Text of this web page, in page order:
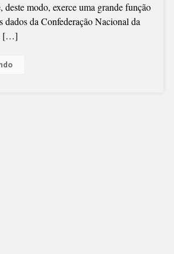
MAQUIAVEL,
AS
deste modo, exerce uma grande função
dados da Confederação Nacional da
[…]